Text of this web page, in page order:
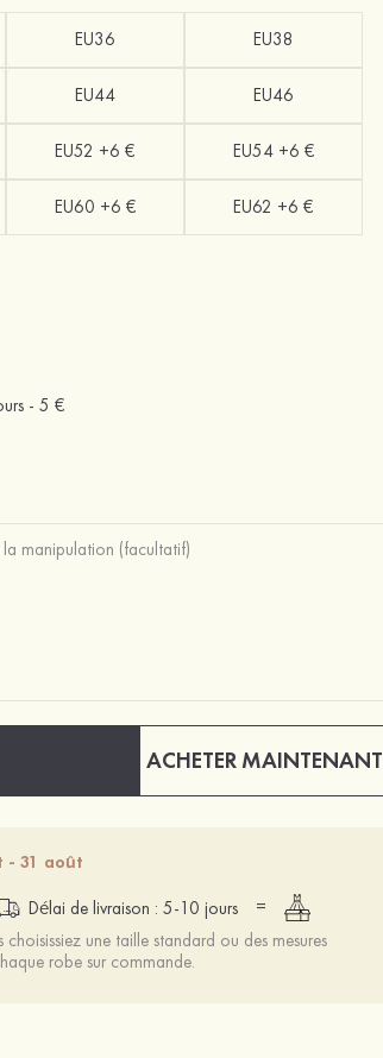
EU36 EU38
EU44 EU46
EU52 +6 € EU54 +6 €
EU60 +6 € EU62 +6 €
-5 €
ACHETER MAINTENANT
- 31 août
Délai de livraison : 5-10 jours
=
une taille standard ou des mesures
robe sur commande.